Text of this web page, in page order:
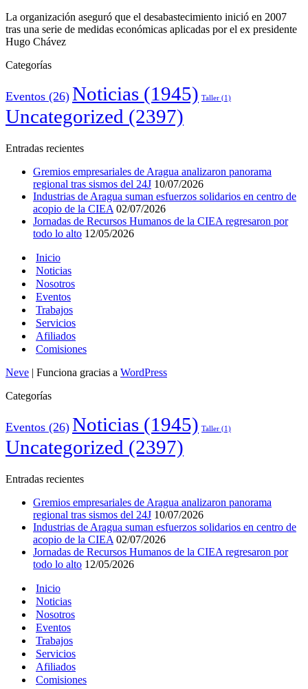
La organización aseguró que el desabastecimiento inició en 2007
tras una serie de medidas económicas aplicadas por el ex presidente
Hugo Chávez
Categorías
Eventos (26) Noticias (1945) Taller (1)
Uncategorized (2397)
Entradas recientes
Gremios empresariales de Aragua analizaron panorama
regional tras sismos del 24J 10/07/2026
Industrias de Aragua suman esfuerzos solidarios en centro de
acopio de la CIEA 02/07/2026
Jornadas de Recursos Humanos de la CIEA regresaron por
todo lo alto 12/05/2026
Inicio
Noticias
Nosotros
Eventos
Trabajos
Servicios
Afiliados
Comisiones
Neve | Funciona gracias a WordPress
Categorías
Eventos (26) Noticias (1945) Taller (1)
Uncategorized (2397)
Entradas recientes
Gremios empresariales de Aragua analizaron panorama
regional tras sismos del 24J 10/07/2026
Industrias de Aragua suman esfuerzos solidarios en centro de
acopio de la CIEA 02/07/2026
Jornadas de Recursos Humanos de la CIEA regresaron por
todo lo alto 12/05/2026
Inicio
Noticias
Nosotros
Eventos
Trabajos
Servicios
Afiliados
Comisiones